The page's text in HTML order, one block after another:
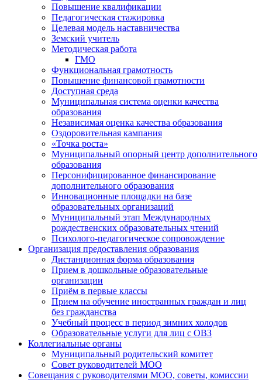
Повышение квалификации
Педагогическая стажировка
Целевая модель наставничества
Земский учитель
Методическая работа
ГМО
Функциональная грамотность
Повышение финансовой грамотности
Доступная среда
Муниципальная система оценки качества
образования
Независимая оценка качества образования
Оздоровительная кампания
«Точка роста»
Муниципальный опорный центр дополнительного
образования
Персонифицированное финансирование
дополнительного образования
Инновационные площадки на базе
образовательных организаций
Муниципальный этап Международных
рождественских образовательных чтений
Психолого-педагогическое сопровождение
Организация предоставления образования
Дистанционная форма образования
Прием в дошкольные образовательные
организации
Приём в первые классы
Прием на обучение иностранных граждан и лиц
без гражданства
Учебный процесс в период зимних холодов
Образовательные услуги для лиц с ОВЗ
Коллегиальные органы
Муниципальный родительский комитет
Совет руководителей МОО
Совещания с руководителями МОО, советы, комиссии